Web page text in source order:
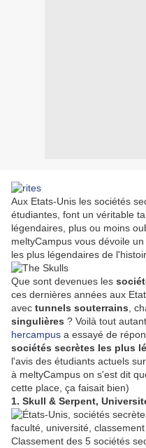
Aux Etats-Unis les sociétés
étudiantes, font un véritable
légendaires, plus ou moins
meltyCampus vous dévoile
les plus légendaires de
Que sont devenues les
ces dernières années aux
avec tunnels souterrains ,
singulières ? Voilà tout
hercampus a essayé de
sociétés secrètes les plus
l'avis des étudiants actuels
à meltyCampus on s'est dit
cette place, ça faisait bien)
1. Skull & Serpent,
Classement des 5 sociétés